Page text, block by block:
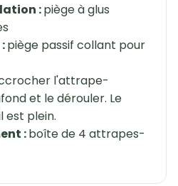
:piège à glus
piège passif collant pour
l'attrape-
et le dérouler. Le
est plein.
:boîte de 4 attrapes-